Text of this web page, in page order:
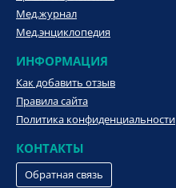
Мед.журнал
Мед.энциклопедия
ИНФОРМАЦИЯ
Как добавить отзыв
Правила сайта
Политика конфиденциальности
КОНТАКТЫ
Обратная связь